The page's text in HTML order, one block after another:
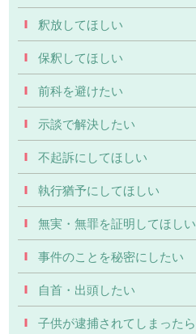
釈放してほしい
保釈してほしい
前科を避けたい
示談で解決したい
不起訴にしてほしい
執行猶予にしてほしい
無実・無罪を証明してほしい
事件のことを秘密にしたい
自首・出頭したい
子供が逮捕されてしまったら